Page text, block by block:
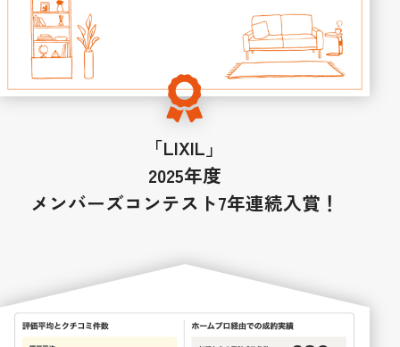
「LIXIL」
2025年度
メンバーズコンテスト7年連続入賞！